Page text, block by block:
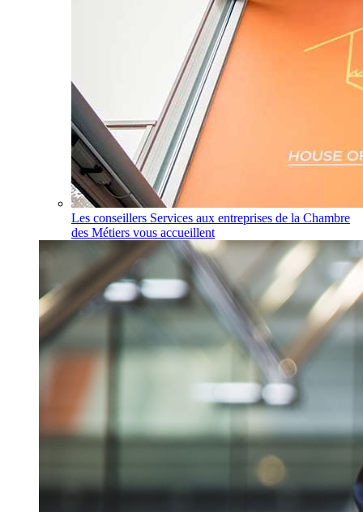
Les conseillers Services aux entreprises de la Chambre
des Métiers vous accueillent